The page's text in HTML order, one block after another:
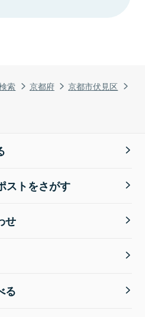
索 京都府
京都市伏見区
ストをさがす
せ
る